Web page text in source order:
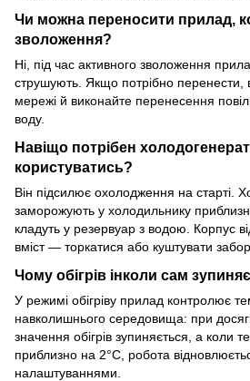
Чи можна переносити прилад,
зволоження?
Ні, під час активного зволоження
струшують. Якщо потрібно перенести,
мережі й виконайте перенесення
воду.
Навіщо потрібен
користуватись?
Він підсилює охолодження на старті.
заморожують у холодильнику
кладуть у резервуар з водою. Корпус
вміст — торкатися або куштувати
Чому обігрів інколи сам
У режимі обігріву прилад контролює
навколишнього середовища: при
значення обігрів зупиняється, а коли
приблизно на 2°C, робота
налаштуваннями.